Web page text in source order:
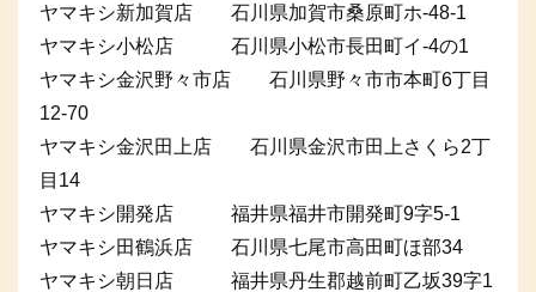
ヤマキシ新加賀店 石川県加賀市桑原町ホ-48-1
ヤマキシ小松店 石川県小松市長田町イ-4の1
ヤマキシ金沢野々市店 石川県野々市市本町6丁目
12-70
ヤマキシ金沢田上店 石川県金沢市田上さくら2丁
目14
ヤマキシ開発店 福井県福井市開発町9字5-1
ヤマキシ田鶴浜店 石川県七尾市高田町ほ部34
ヤマキシ朝日店 福井県丹生郡越前町乙坂39字1